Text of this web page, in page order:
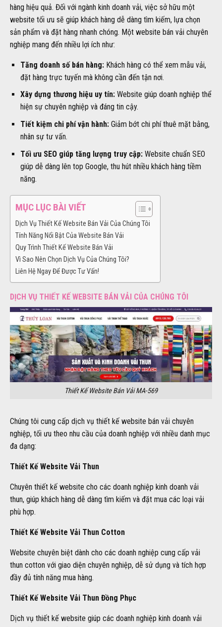
hàng hiệu quả. Đối với ngành kinh doanh vải, việc sở hữu một
website tối ưu sẽ giúp khách hàng dễ dàng tìm kiếm, lựa chọn
sản phẩm và đặt hàng nhanh chóng. Một website bán vải chuyên
nghiệp mang đến nhiều lợi ích như:
Tăng doanh số bán hàng:Khách hàng có thể xem mẫu vải,
đặt hàng trực tuyến mà không cần đến tận nơi.
Xây dựng thương hiệu uy tín:Website giúp doanh nghiệp thể
hiện sự chuyên nghiệp và đáng tin cậy.
Tiết kiệm chi phí vận hành:Giảm bớt chi phí thuê mặt bằng,
nhân sự tư vấn.
Tối ưu SEO giúp tăng lượng truy cập:Website chuẩn SEO
giúp dễ dàng lên top Google, thu hút nhiều khách hàng tiềm
năng.
MỤC LỤC BÀI VIẾT
Dịch Vụ Thiết Kế Website Bán Vải Của Chúng Tôi
Tính Năng Nổi Bật Của Website Bán Vải
Quy Trình Thiết Kế Website Bán Vải
Vì Sao Nên Chọn Dịch Vụ Của Chúng Tôi?
Liên Hệ Ngay Để Được Tư Vấn!
DỊCH VỤ THIẾT KẾ WEBSITE BÁN VẢI CỦA CHÚNG TÔI
Thiết Kế Website Bán Vải MA-569
Chúng tôi cung cấp dịch vụ thiết kế website bán vải chuyên
nghiệp, tối ưu theo nhu cầu của doanh nghiệp với nhiều danh mục
đa dạng:
Thiết Kế Website Vải Thun
Chuyên thiết kế website cho các doanh nghiệp kinh doanh vải
thun, giúp khách hàng dễ dàng tìm kiếm và đặt mua các loại vải
phù hợp.
Thiết Kế Website Vải Thun Cotton
Website chuyên biệt dành cho các doanh nghiệp cung cấp vải
thun cotton với giao diện chuyên nghiệp, dễ sử dụng và tích hợp
đầy đủ tính năng mua hàng.
Thiết Kế Website Vải Thun Đồng Phục
Dịch vụ thiết kế website giúp các doanh nghiệp kinh doanh vải